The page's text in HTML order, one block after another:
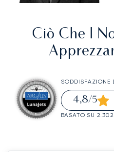
Ciò Che I
SODDISFAZIONE
4,8/5
BASATO SU